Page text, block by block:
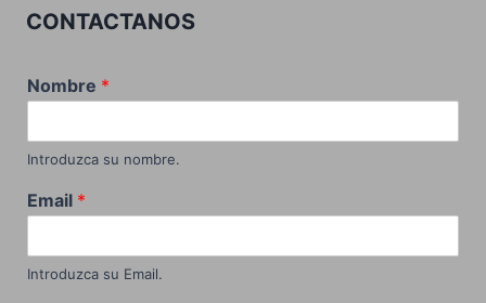
CONTACTANOS
Nombre *
Introduzca su nombre.
Email *
Introduzca su Email.